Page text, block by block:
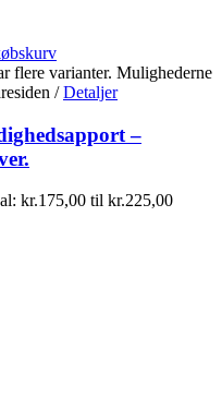
flere varianter. Mulighederne
/ Detaljer
–
kr.175,00 til kr.225,00